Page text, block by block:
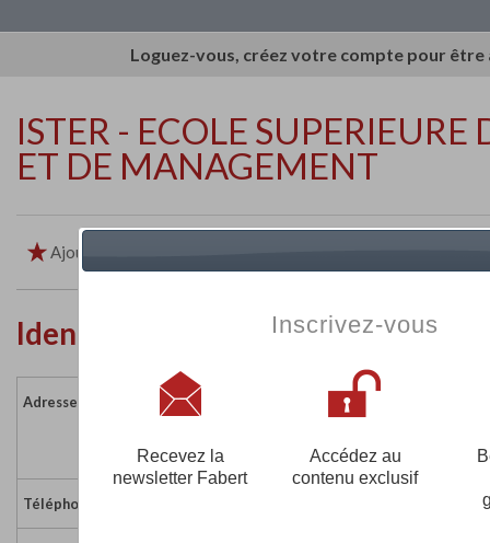
Loguez-vous, créez votre compte pour
ISTER - ECOLE
ET DE MANAGEMENT
Ajouter aux favoris
Identité de l'établissement
Adresse :
32 rue du Chêne Germain
France
Téléphone :
Inscrivez-vous
Recevez la
newsletter Fabert
Accédez au
contenu exclusif